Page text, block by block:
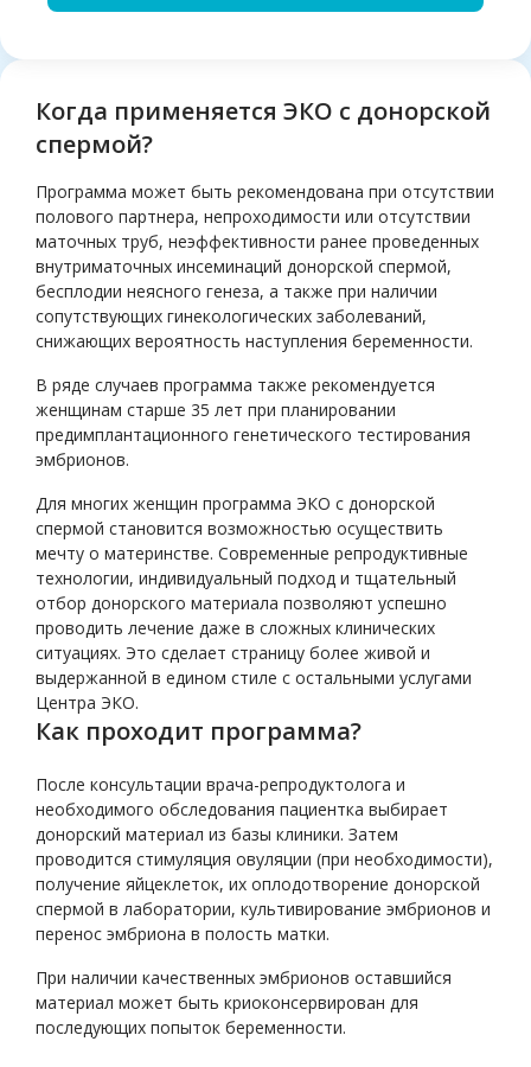
Когда применяется ЭКО с донорской
спермой?
Программа может быть рекомендована при отсутствии
полового партнера, непроходимости или отсутствии
маточных труб, неэффективности ранее проведенных
внутриматочных инсеминаций донорской спермой,
бесплодии неясного генеза, а также при наличии
сопутствующих гинекологических заболеваний,
снижающих вероятность наступления беременности.
В ряде случаев программа также рекомендуется
женщинам старше 35 лет при планировании
предимплантационного генетического тестирования
эмбрионов.
Для многих женщин программа ЭКО с донорской
спермой становится возможностью осуществить
мечту о материнстве. Современные репродуктивные
технологии, индивидуальный подход и тщательный
отбор донорского материала позволяют успешно
проводить лечение даже в сложных клинических
ситуациях. Это сделает страницу более живой и
выдержанной в едином стиле с остальными услугами
Центра ЭКО.
Как проходит программа?
После консультации врача-репродуктолога и
необходимого обследования пациентка выбирает
донорский материал из базы клиники. Затем
проводится стимуляция овуляции (при необходимости),
получение яйцеклеток, их оплодотворение донорской
спермой в лаборатории, культивирование эмбрионов и
перенос эмбриона в полость матки.
При наличии качественных эмбрионов оставшийся
материал может быть криоконсервирован для
последующих попыток беременности.